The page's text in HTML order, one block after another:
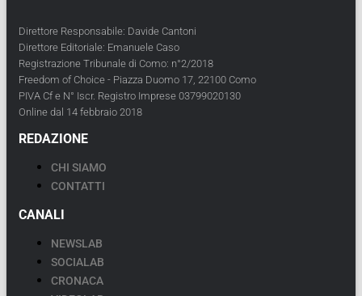
Direttore Responsabile: Davide Cantoni
Direttore Editoriale: Emanuele Caso
Registrazione Tribunale di Como: n°2/2018
Freedom of Choice - Piazza Duomo 17, 22100 Como
PIVA Cf e N° Iscr. Registro Imprese 03799020130
Online dal 14 febbraio 2018
REDAZIONE
CHI SIAMO
CONTATTI
CANALI
NEWSLAB
SOCIALAB
CRONACA